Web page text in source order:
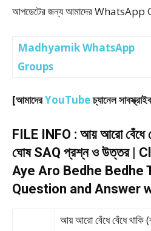
আপডেটের জন্য আমাদের WhatsApp
Madhyamik WhatsApp
Groups
[আমাদেরYouTubeচ্যানেল
FILE INFO : আয় আরো বেঁধে
ঘোষ SAQ প্রশ্ন ও উত্তর |
Aye Aro Bedhe Bedhe
Question and Answer
আয় আরো বেঁধে বেঁধে